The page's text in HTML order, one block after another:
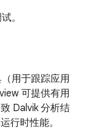
。
用于跟踪应用
可提供有用
Dalvik 分析结
行时性能。